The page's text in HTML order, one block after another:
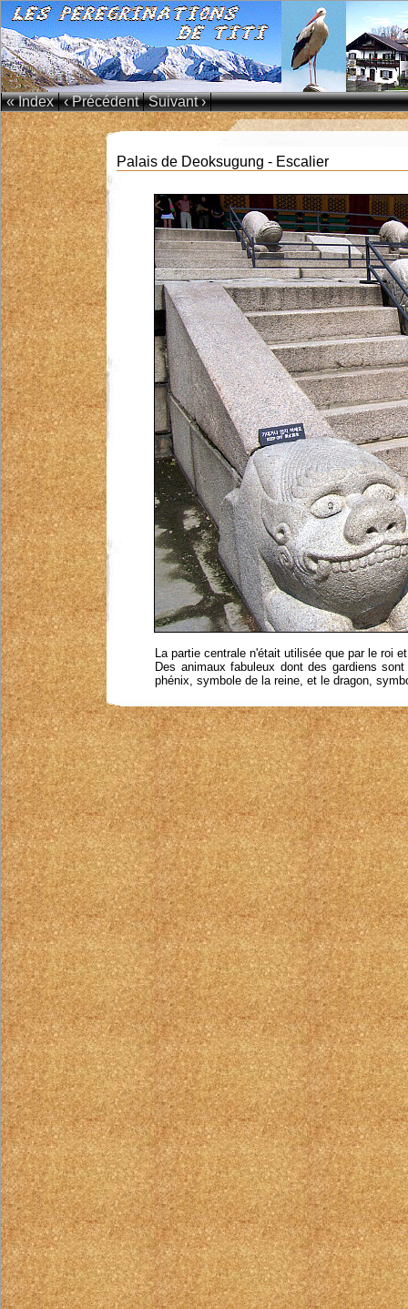
« Index ‹ Précédent Suivant ›
Palais de Deoksugung - Escalier
La partie centrale n'était utilisée que par le roi
Des animaux fabuleux dont des gardiens
phénix, symbole de la reine, et le dragon,